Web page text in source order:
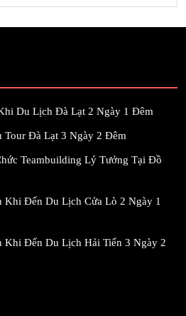
Du Lịch Đà Lạt 2 Ngày 1 Đêm
Tour Đà Lạt 3 Ngày 2 Đêm
Teambuilding Lý Tưởng Tại Đồ
Khi Đến Du Lịch Cửa Lò 2 Ngày 1
Khi Đến Du Lịch Hải Tiến 3 Ngày 2